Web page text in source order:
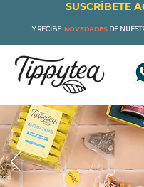
Y RECIBE NOVEDADES DE
SUSCRÍBETE